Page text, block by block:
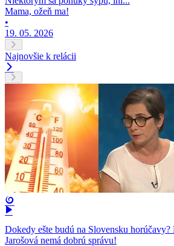
Mama, ožeň ma!
•
19. 05. 2026
Najnovšie k relácii
Dokedy ešte budú na Slovensku
Jarošová nemá dobrú správu!